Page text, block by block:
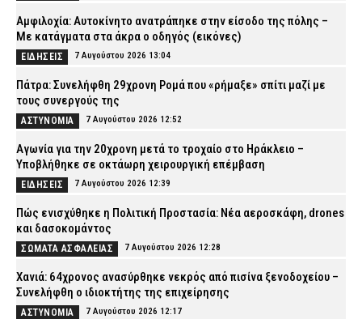
Αμφιλοχία: Αυτοκίνητο ανατράπηκε στην είσοδο της πόλης –
Με κατάγματα στα άκρα ο οδηγός (εικόνες)
ΕΙΔΗΣΕΙΣ 7 Αυγούστου 2026 13:04
Πάτρα: Συνελήφθη 29χρονη Ρομά που «ρήμαξε» σπίτι μαζί με
τους συνεργούς της
ΑΣΤΥΝΟΜΙΑ 7 Αυγούστου 2026 12:52
Αγωνία για την 20χρονη μετά το τροχαίο στο Ηράκλειο –
Υποβλήθηκε σε οκτάωρη χειρουργική επέμβαση
ΕΙΔΗΣΕΙΣ 7 Αυγούστου 2026 12:39
Πώς ενισχύθηκε η Πολιτική Προστασία: Νέα αεροσκάφη, drones
και δασοκομάντος
ΣΩΜΑΤΑ ΑΣΦΑΛΕΙΑΣ 7 Αυγούστου 2026 12:28
Χανιά: 64χρονος ανασύρθηκε νεκρός από πισίνα ξενοδοχείου –
Συνελήφθη ο ιδιοκτήτης της επιχείρησης
ΑΣΤΥΝΟΜΙΑ 7 Αυγούστου 2026 12:17